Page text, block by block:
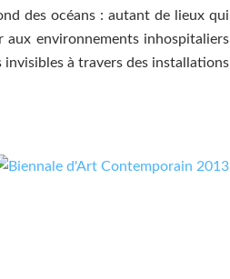
des océans : autant de lieux qui
environnements inhospitaliers
à travers des installations